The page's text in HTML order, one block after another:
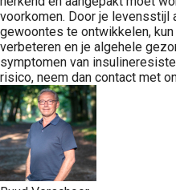
voorkomen. Door je levensstijl
gewoontes te ontwikkelen,
verbeteren en je algehele
symptomen van
risico, neem dan contact met